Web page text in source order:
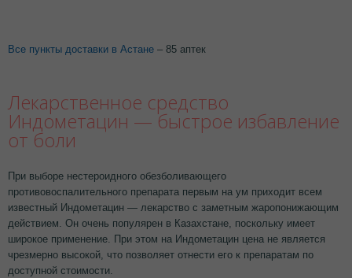
Все пункты доставки в Астане – 85 аптек
Лекарственное средство
Индометацин — быстрое избавление
от боли
При выборе нестероидного обезболивающего
противовоспалительного препарата первым на ум приходит всем
известный Индометацин — лекарство с заметным жаропонижающим
действием. Он очень популярен в Казахстане, поскольку имеет
широкое применение. При этом на Индометацин цена не является
чрезмерно высокой, что позволяет отнести его к препаратам по
доступной стоимости.